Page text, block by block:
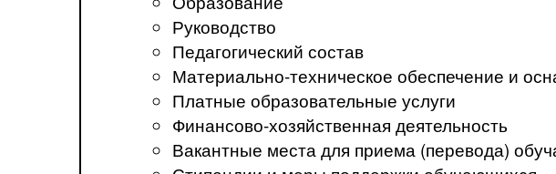
Руководство
Педагогический состав
Материально-техническое обеспечение и
Платные образовательные услуги
Финансово-хозяйственная деятельность
Вакантные места для приема (перевода)